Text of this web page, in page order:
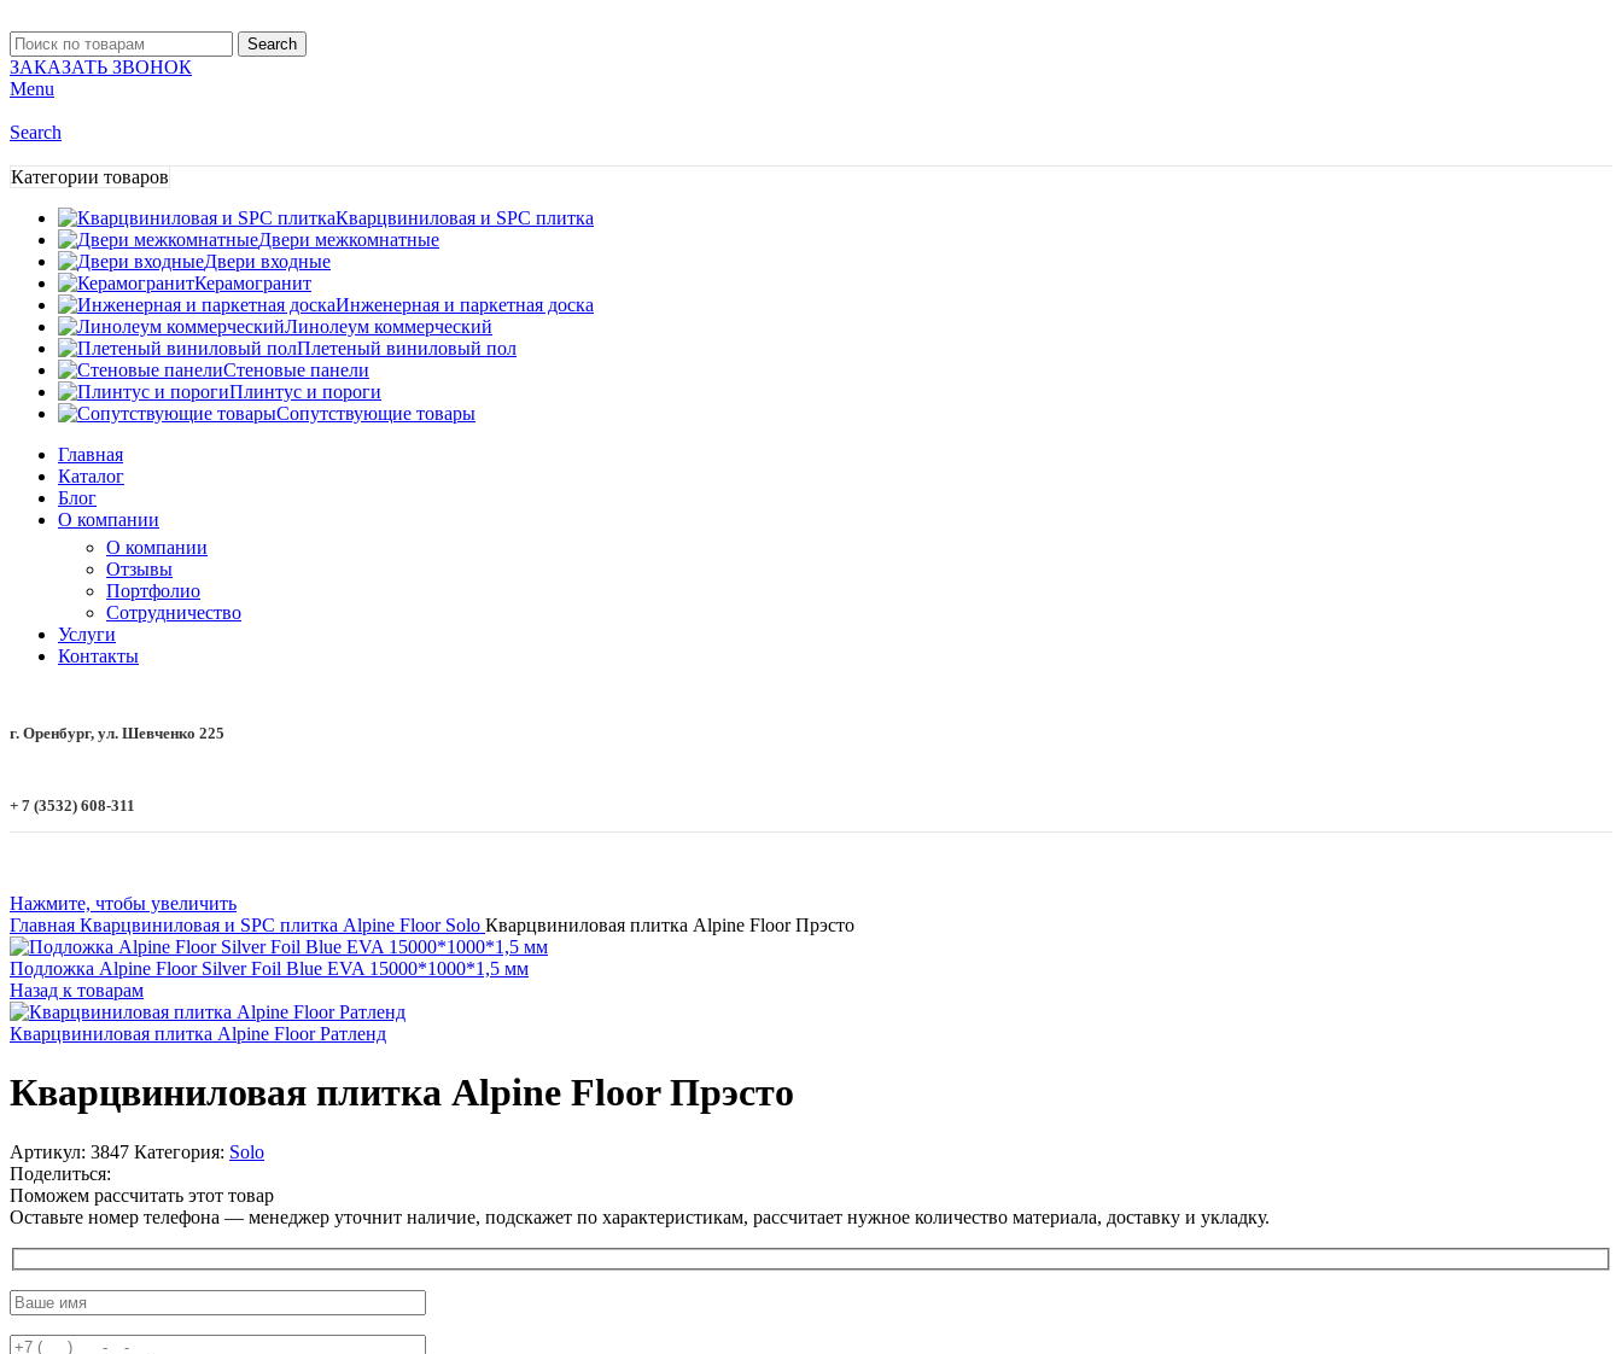
Search
ЗАКАЗАТЬ ЗВОНОК
Menu
Search
Категории товаров
Кварцвиниловая и SPC плитка
Двери межкомнатные
Двери входные
Керамогранит
Инженерная и паркетная доска
Линолеум коммерческий
Плетеный виниловый пол
Стеновые панели
Плинтус и пороги
Сопутствующие товары
Главная
Каталог
Блог
О компании
О компании
Отзывы
Портфолио
Сотрудничество
Услуги
Контакты
г. Оренбург, ул. Шевченко 225
+ 7 (3532) 608-311
Нажмите, чтобы увеличить
Главная Кварцвиниловая и SPC плитка Alpine Floor Solo Кварцвиниловая плитка Alpine Floor Прэсто
Подложка Alpine Floor Silver Foil Blue EVA 15000*1000*1,5 мм
Назад к товарам
Кварцвиниловая плитка Alpine Floor Ратленд
Кварцвиниловая плитка Alpine Floor Прэсто
Артикул: 3847 Категория: Solo
Поделиться:
Поможем рассчитать этот товар
Оставьте номер телефона — менеджер уточнит наличие, подскажет по характеристикам, рассчитает нужное количество материала, доставку и укладку.